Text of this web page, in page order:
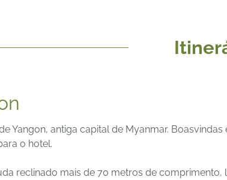
Yangon, antiga capital de Myanmar. Boasvindas
o hotel.
reclinado mais de 70 metros de comprimento,